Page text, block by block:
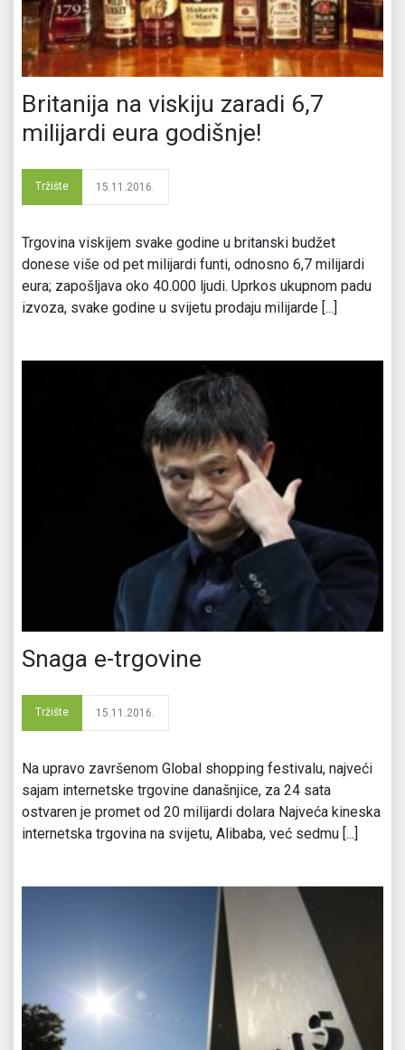
Britanija na viskiju zaradi 6,7
milijardi eura godišnje!
Tržište 15.11.2016.
Trgovina viskijem svake godine u britanski budžet
donese više od pet milijardi funti, odnosno 6,7 milijardi
eura; zapošljava oko 40.000 ljudi. Uprkos ukupnom padu
izvoza, svake godine u svijetu prodaju milijarde [...]
Snaga e-trgovine
Tržište 15.11.2016.
Na upravo završenom Global shopping festivalu, najveći
sajam internetske trgovine današnjice, za 24 sata
ostvaren je promet od 20 milijardi dolara Najveća kineska
internetska trgovina na svijetu, Alibaba, već sedmu [...]